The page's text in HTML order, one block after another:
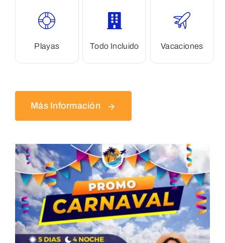
Playas Todo Incluido Vacaciones
Más Información